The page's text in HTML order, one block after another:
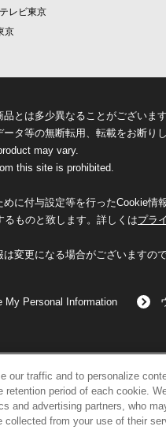
レビ東京
京
とは多少異なることがございま
タ等の無断転用、転載をお断りし
may vary.
this site is prohibited.
に付与設定等を行ったCookie情
ものと致します。詳しくはプラ
変更になる場合がございますので
My Personal Information
our traffic and to personalize
period of each cookie.
and advertising partners, who
from your use of their